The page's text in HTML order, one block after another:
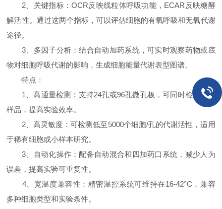
2、关键指标：OCR反映线粒体呼吸功能，ECAR反映糖酵
解活性。通过这两个指标，可以评估细胞的有氧呼吸和无氧代谢
途径。
3、多因子分析：结合自动加药系统，可实时观察药物或底
物对细胞呼吸代谢的影响，生成细胞能量代谢表型图谱。
特点：
1、高通量检测：支持24孔或96孔微孔板，可同时检测多个
样品，提高实验效率。
2、高灵敏度：可检测低至5000个细胞/孔的代谢活性，适用
于稀有细胞或小样本研究。
3、自动化操作：配备自动混合和四加药口系统，减少人为
误差，提高实验可重复性。
4、宽温度兼容性：精密温控系统可维持在16-42°C，兼容
多种细胞类型和实验条件。